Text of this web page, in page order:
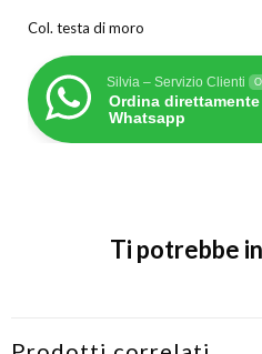
Col. testa di moro
Silvia – Servizio Clienti
Ordina
Whatsapp
Ti potrebbe